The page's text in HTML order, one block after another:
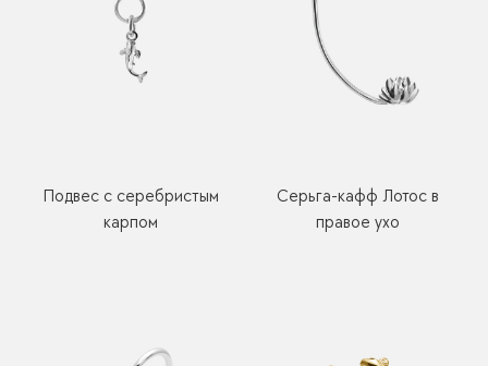
Подвес с серебристым
карпом
Серьга-кафф Лотос в
правое ухо